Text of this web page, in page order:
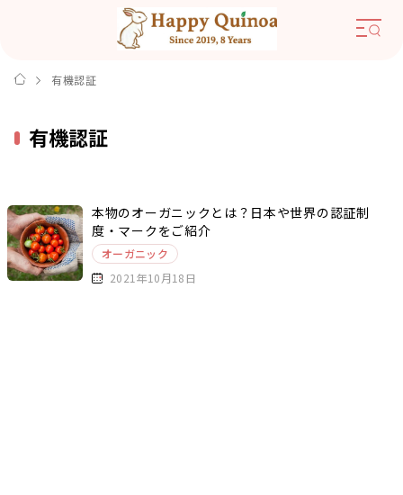
有機認証
有機認証
本物のオーガニックとは？日本や世界の認証制
度・マークをご紹介
オーガニック
2021年10月18日